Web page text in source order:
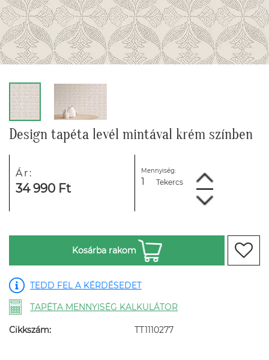
Design tapéta levél mintával krém színben
Ár:
34 990 Ft
Mennyiség:
Tekercs
Kosárba rakom
TEDD FEL A KÉRDÉSEDET
TAPÉTA MENNYISÉG KALKULÁTOR
Cikkszám: TT1110277